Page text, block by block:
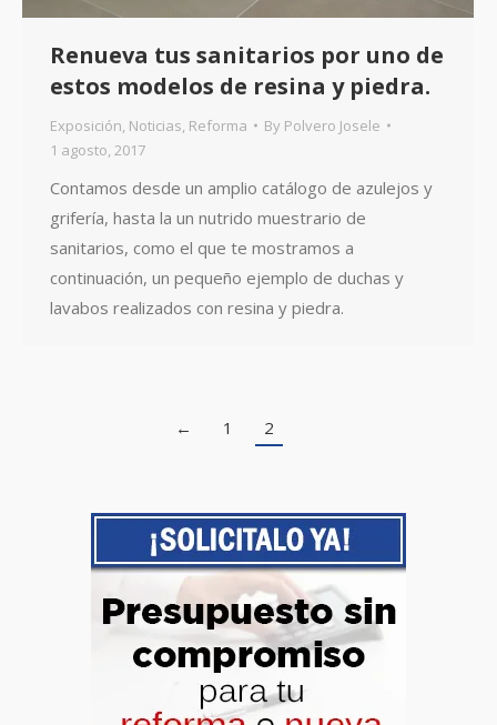
Renueva tus sanitarios por uno de
estos modelos de resina y piedra.
Exposición, Noticias, Reforma By Polvero Josele
1 agosto, 2017
Contamos desde un amplio catálogo de azulejos y
grifería, hasta la un nutrido muestrario de
sanitarios, como el que te mostramos a
continuación, un pequeño ejemplo de duchas y
lavabos realizados con resina y piedra.
← 1 2